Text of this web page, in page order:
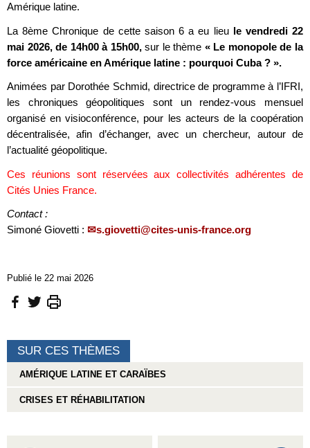
Amérique latine.
La 8ème Chronique de cette saison 6 a eu lieu le vendredi 22
mai 2026, de 14h00 à 15h00,sur le thème « Le monopole de la
force américaine en Amérique latine : pourquoi Cuba ? ».
Animées par Dorothée Schmid, directrice de programme à l’IFRI,
les chroniques géopolitiques sont un rendez-vous mensuel
organisé en visioconférence, pour les acteurs de la coopération
décentralisée, afin d’échanger, avec un chercheur, autour de
l’actualité géopolitique.
Ces réunions sont réservées aux collectivités adhérentes de
Cités Unies France.
Contact :
Simoné Giovetti :
s.giovetti@cites-unis-france.org
Publié le 22 mai 2026
SUR CES THÈMES
AMÉRIQUE LATINE ET CARAÏBES
CRISES ET RÉHABILITATION